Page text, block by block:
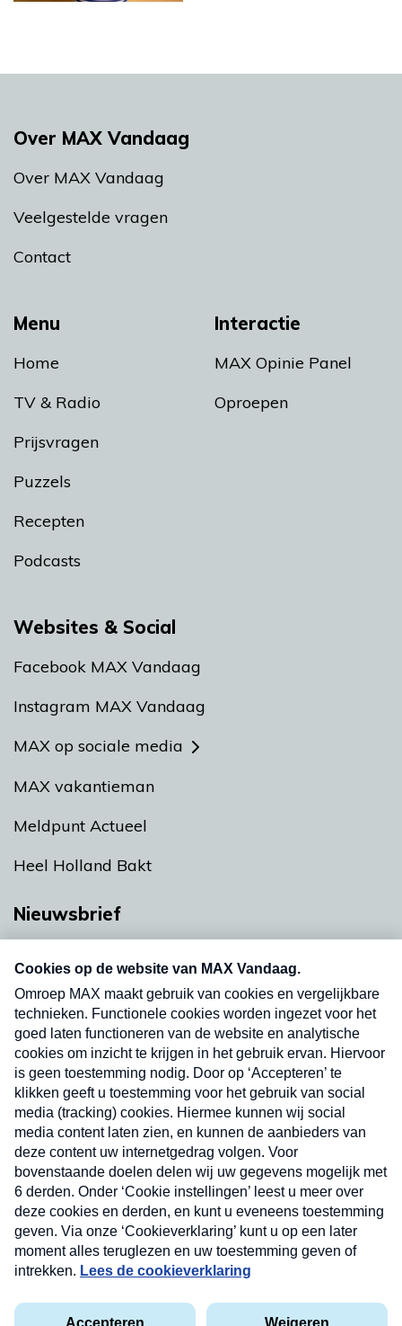
Menu
Home
TV & Radio
Prijsvragen
Puzzels
Recepten
Podcasts
Interactie
MAX Opinie Panel
Oproepen
Over MAX Vandaag
Over MAX Vandaag
Veelgestelde vragen
Contact
Websites & Social
Facebook MAX Vandaag
Instagram MAX Vandaag
MAX op sociale media
MAX vakantieman
Meldpunt Actueel
Heel Holland Bakt
Nieuwsbrief
nieuwsbrief. Elke vrijdag- en dinsdagochtend in
uw mailbox.
Verzend
Privacyverklaring
Nieuwsbrief
Neem hier een gratis abonnement op onze
nieuwsbrief. Elke vrijdag- en dinsdagochtend in uw